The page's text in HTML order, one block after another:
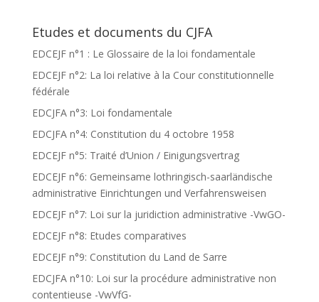
Etudes et documents du CJFA
EDCEJF n°1 : Le Glossaire de la loi fondamentale
EDCEJF n°2: La loi relative à la Cour constitutionnelle
fédérale
EDCJFA n°3: Loi fondamentale
EDCJFA n°4: Constitution du 4 octobre 1958
EDCEJF n°5: Traité d’Union / Einigungsvertrag
EDCEJF n°6: Gemeinsame lothringisch-saarländische
administrative Einrichtungen und Verfahrensweisen
EDCEJF n°7: Loi sur la juridiction administrative -VwGO-
EDCEJF n°8: Etudes comparatives
EDCEJF n°9: Constitution du Land de Sarre
EDCJFA n°10: Loi sur la procédure administrative non
contentieuse -VwVfG-